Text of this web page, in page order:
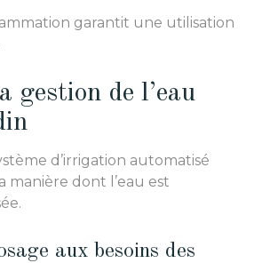
garantit une utilisation
gestion de l’eau
d’irrigation automatisé
manière dont l’eau est
aux besoins des